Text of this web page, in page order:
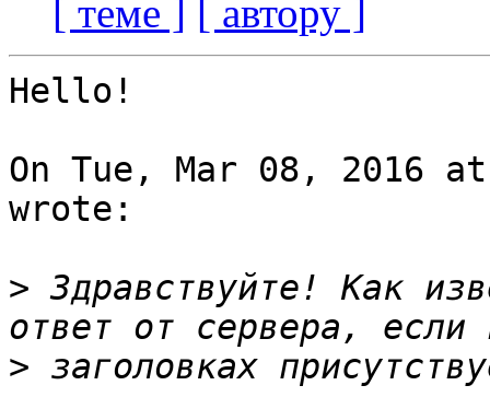
[ теме ] [ автору ]
Hello!
On Tue, Mar 08, 2016 at
wrote:
> Здравствуйте! Как
> заголовках